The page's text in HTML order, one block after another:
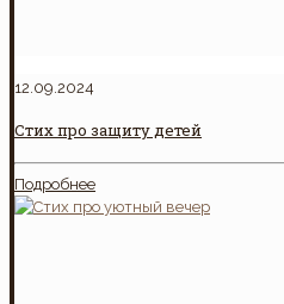
12.09.2024
Стих про защиту детей
Подробнее